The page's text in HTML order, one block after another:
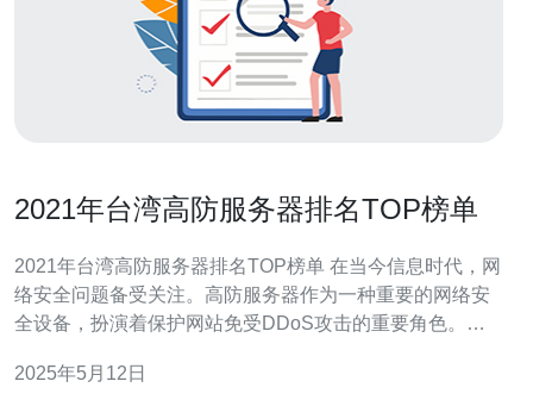
2021年台湾高防服务器排名TOP榜单
2021年台湾高防服务器排名TOP榜单 在当今信息时代，网
络安全问题备受关注。高防服务器作为一种重要的网络安
全设备，扮演着保护网站免受DDoS攻击的重要角色。今
以下是2021年台湾高防服务器排名TOP榜单： 高防A服务
2025年5月12日